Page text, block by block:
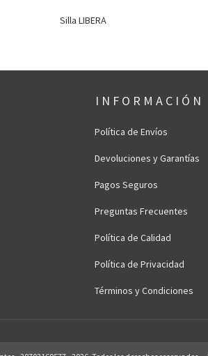
Silla LIBERA
I N F O R M A C I Ó N
Política de Envíos
Devoluciones y Garantías
Pagos Seguros
Preguntas Frecuentes
Política de Calidad
Política de Privacidad
Términos y Condiciones